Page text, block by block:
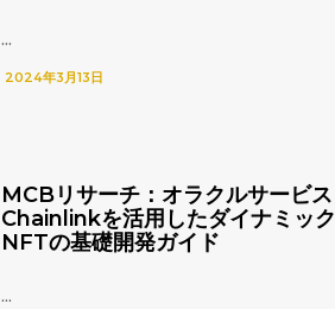
...
2024年3月13日
MCBリサーチ：オラクルサービス
Chainlinkを活用したダイナミック
NFTの基礎開発ガイド
...